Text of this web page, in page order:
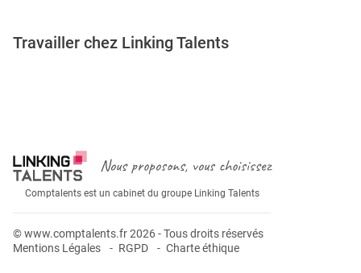
Travailler chez Linking Talents
Nous proposons, vous choisissez
Comptalents est un cabinet du groupe Linking Talents
© www.comptalents.fr 2026 - Tous droits réservés
Mentions Légales
RGPD Charte éthique